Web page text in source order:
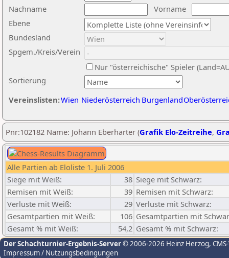
Nachname
Vorname
Ebene
Sortierung
Bundesland
Spgem./Kreis/Verein
Nur "österreichische" Spieler
Vereinslisten:Wien Niederösterreich Burgenland
Pnr:102182 Name: Johann Eberharter (Grafik Elo-Zeitreihe,
Alle Partien ab Eloliste 1. Juli 2006
Siege mit Weiß:
38 Siege mit Schwarz:
Remisen mit Weiß:
39 Remisen mit Schwarz:
Verluste mit Weiß:
29 Verluste mit Schwarz:
Gesamtpartien mit Weiß:
106 Gesamtpartien mit
Gesamt % mit Weiß:
54,2 Gesamt % mit Schwarz:
Der Schachturnier-Ergebnis-Server© 2006-2026 Heinz Herzog,
Impressum / Nutzungsbedingungen